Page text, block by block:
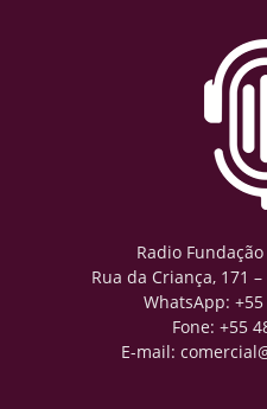
Radio
Rua da Criança, 171
WhatsApp:
Fone: +55
E-mail: